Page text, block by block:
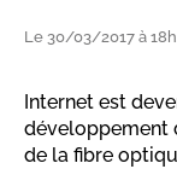
Le 30/03/2017 à
Internet est
développement
de la fibre